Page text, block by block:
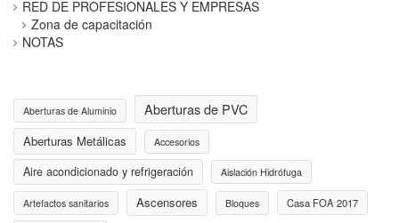
RED DE PROFESIONALES Y EMPRESAS
Zona de capacitación
NOTAS
Aberturas de Aluminio Aberturas de PVC
Aberturas Metálicas Accesorios
Aire acondicionado y refrigeración Aislación Hidrófuga
Artefactos sanitarios Ascensores Bloques Casa FOA 2017